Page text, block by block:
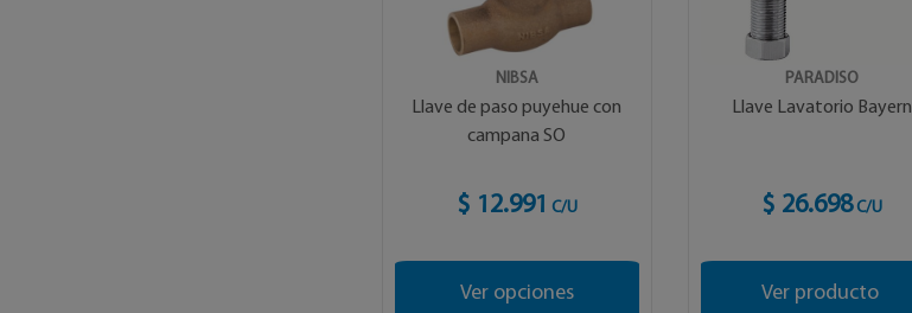
NIBSA
Llave de paso puyehue con
campana SO
$ 12.991 C/U
Ver opciones
PARADISO
Llave Lavatorio Bayern
$ 26.698 C/U
Ver producto